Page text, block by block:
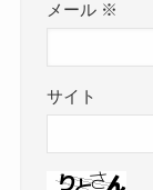
メール ※
サイト